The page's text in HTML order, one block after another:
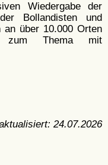
Wiedergabe der
Bollandisten und
an über 10.000 Orten
zum Thema mit
24.07.2026